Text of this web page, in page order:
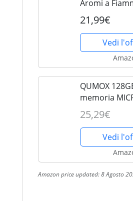
Aromi a
Umidificatore
Essenziali con
Fiamma e
Multicolore,
2H/4H/6H,
21,99€
Vedi
QUMOX
memoria
MEMORY
UHS-I da 128
velocità
scrittura 30
di lettura fino
25,29€
Vedi
Amazon price updated:8 Agosto